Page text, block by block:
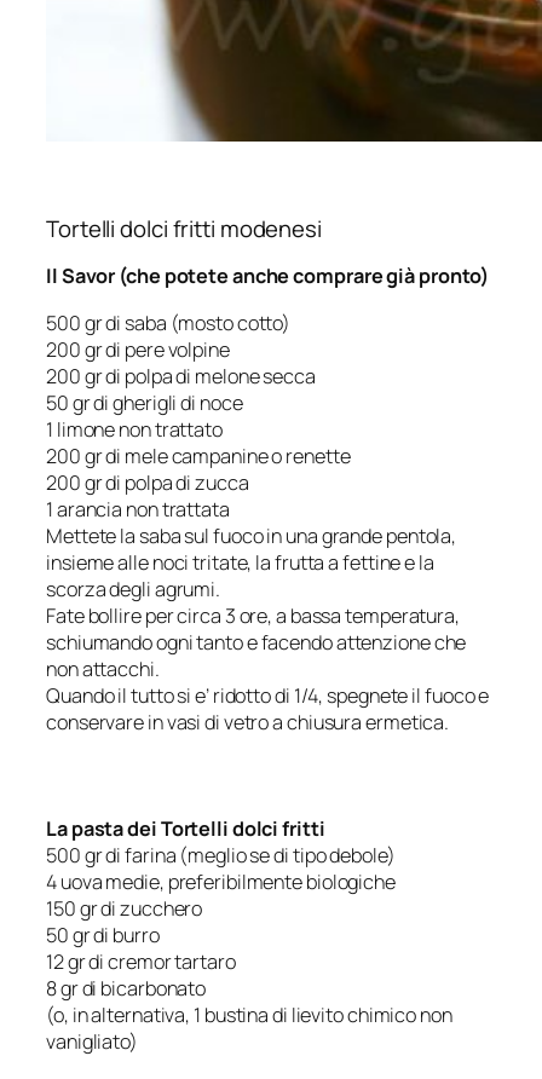
Tortelli dolci fritti modenesi
Il Savor (che potete anche comprare già pronto)
500 gr di saba (mosto cotto)
200 gr di pere volpine
200 gr di polpa di melone secca
50 gr di gherigli di noce
1 limone non trattato
200 gr di mele campanine o renette
200 gr di polpa di zucca
1 arancia non trattata
Mettete la saba sul fuoco in una grande pentola,
insieme alle noci tritate, la frutta a fettine e la
scorza degli agrumi.
Fate bollire per circa 3 ore, a bassa temperatura,
schiumando ogni tanto e facendo attenzione che
non attacchi.
Quando il tutto si e’ ridotto di 1/4, spegnete il fuoco e
conservare in vasi di vetro a chiusura ermetica.
La pasta dei Tortelli dolci fritti
500 gr di farina (meglio se di tipo debole)
4 uova medie, preferibilmente biologiche
150 gr di zucchero
50 gr di burro
12 gr di cremor tartaro
8 gr di bicarbonato
(o, in alternativa, 1 bustina di lievito chimico non
vanigliato)